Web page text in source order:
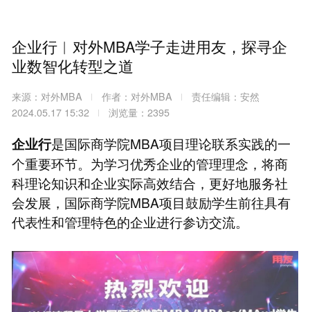
企业行︱对外MBA学子走进用友，探寻企
业数智化转型之道
来源：对外MBA 作者：对外MBA
责任编辑：安然
2024.05.17 15:32
浏览量：2395
企业行是国际商学院MBA项目理论联系实践的一
个重要环节。为学习优秀企业的管理理念，将商
科理论知识和企业实际高效结合，更好地服务社
会发展，国际商学院MBA项目鼓励学生前往具有
代表性和管理特色的企业进行参访交流。